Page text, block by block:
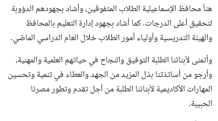
هنأ محافظ الإسماعيلية الطلاب المتفوقين، وأشاد بجهودهم الدؤوبة
لتحقيق أعلى الدرجات. كما أشاد بجهود إدارة التعليم بالمحافظ
والهيئة التدريسية وأولياء أمور الطلاب خلال العام الدراسي الماضي.
وأتمنى لأبنائنا الطلبة التوفيق والنجاح في حياتهم العلمية والمهنية،
وأرجو من أساتذتنا بذل المزيد من الجهد والعطاء في تنمية وتحسين
المهارات الأكاديمية لأبنائنا الطلبة من أجل تقدم وتطور مصرنا
الحبيبة.